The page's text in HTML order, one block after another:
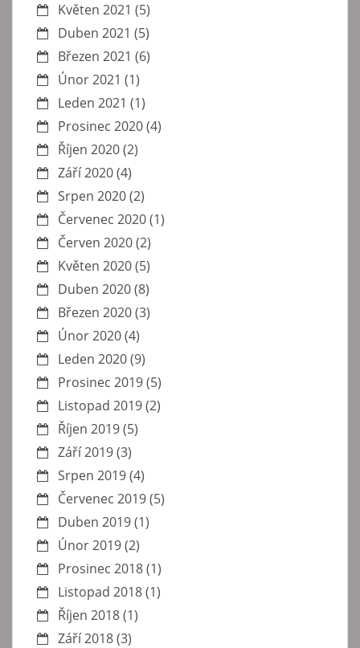
Květen 2021 (5)
Duben 2021 (5)
Březen 2021 (6)
Únor 2021 (1)
Leden 2021 (1)
Prosinec 2020(4)
Říjen 2020(2)
Září 2020(4)
Srpen 2020(2)
Červenec 2020(1)
Červen 2020(2)
Květen 2020(5)
Duben 2020(8)
Březen 2020(3)
Únor 2020(4)
Leden 2020(9)
Prosinec 2019(5)
Listopad 2019(2)
Říjen 2019(5)
Září 2019(3)
Srpen 2019(4)
Červenec 2019(5)
Duben 2019(1)
Únor 2019(2)
Prosinec 2018(1)
Listopad 2018(1)
Říjen 2018(1)
Září 2018(3)